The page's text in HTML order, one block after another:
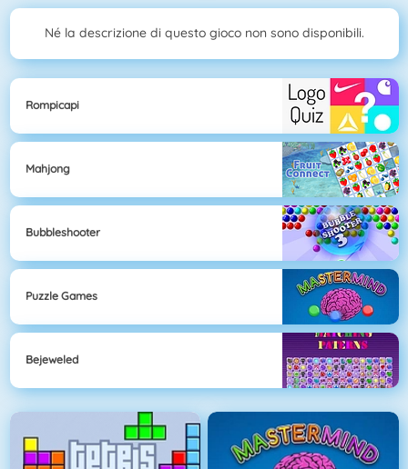
Né la descrizione di questo gioco non sono disponibili.
Rompicapi
Mahjong
Bubbleshooter
Puzzle Games
Bejeweled